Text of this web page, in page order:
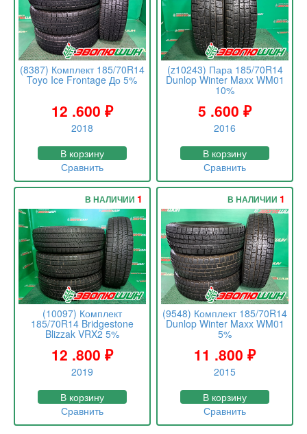
(8387) Комплект 185/70R14
Toyo Ice Frontage До 5%
12 .600 ₽
2018
В корзину
Сравнить
(z10243) Пара 185/70R14
Dunlop Winter Maxx WM01
10%
5 .600₽
2016
В корзину
Сравнить
(10097) Комплект
185/70R14 Bridgestone
Blizzak VRX2 5%
12 .800 ₽
2019
В НАЛИЧИИ 1
В корзину
Сравнить
(9548) Комплект 185/70R14
Dunlop Winter Maxx WM01
5%
11 .800₽
2015
В НАЛИЧИИ 1
В корзину
Сравнить